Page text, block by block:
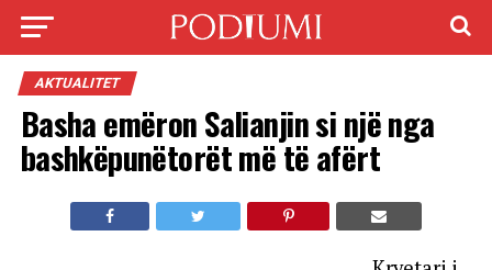
AKTUALITET
Basha emëron Salianjin si një nga
bashkëpunëtorët më të afërt